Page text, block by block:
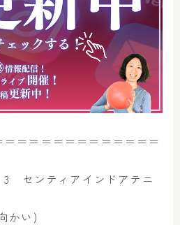
＝＝＝＝＝＝＝＝＝＝＝＝
センティアインドアテニ
かい)